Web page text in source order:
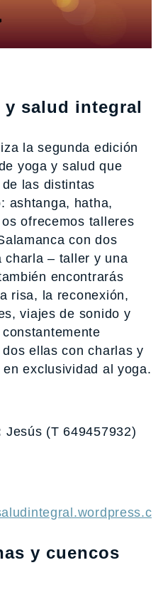
y salud integral
la segunda edición
yoga y salud que
las distintas
ashtanga, hatha,
ofrecemos talleres
con dos
charla – taller y una
encontrarás
risa, la reconexión,
viajes de sonido y
ellas con charlas y
exclusividad al yoga.
Jesús (T 649457932)
y cuencos